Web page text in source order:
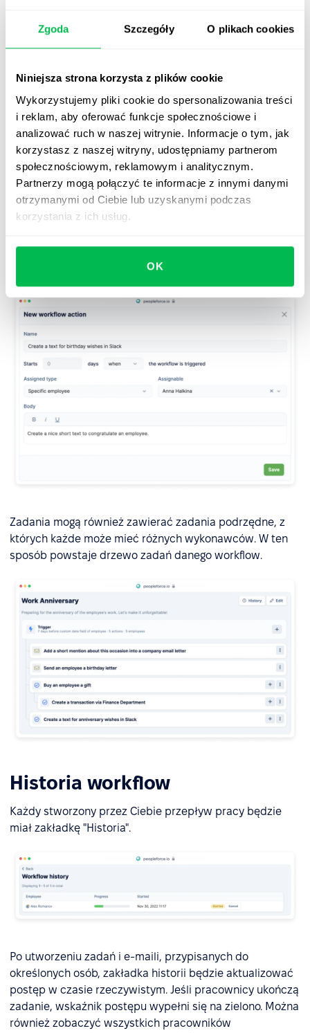
Zgoda Szczegóły O plikach cookies
Niniejsza strona korzysta z plików cookie
Wykorzystujemy pliki cookie do spersonalizowania treści
i reklam, aby oferować funkcje społecznościowe i
analizować ruch w naszej witrynie. Informacje o tym, jak
korzystasz z naszej witryny, udostępniamy partnerom
społecznościowym, reklamowym i analitycznym.
Partnerzy mogą połączyć te informacje z innymi danymi
otrzymanymi od Ciebie lub uzyskanymi podczas
korzystania z ich usług.
OK
Jak uzupełnić workflow?
do faktycznego wypełnienia go zadaniami do wykonania.
Aby to zrobić, kliknij + na polu wyzwalacza i wybierz, co
chcesz dodać. Oto opcje:
"Dodaj zadanie",
"Dodaj wiadomość e-mail",
Zadania mogą również zawierać zadania podrzędne, z
których każde może mieć różnych wykonawców. W ten
sposób powstaje drzewo zadań danego workflow.
Historia workflow
Każdy stworzony przez Ciebie przepływ pracy będzie
miał zakładkę "Historia".
Po utworzeniu zadań i e-maili, przypisanych do
określonych osób, zakładka historii będzie aktualizować
postęp w czasie rzeczywistym. Jeśli pracownicy ukończą
zadanie, wskaźnik postępu wypełni się na zielono. Można
również zobaczyć wszystkich pracowników